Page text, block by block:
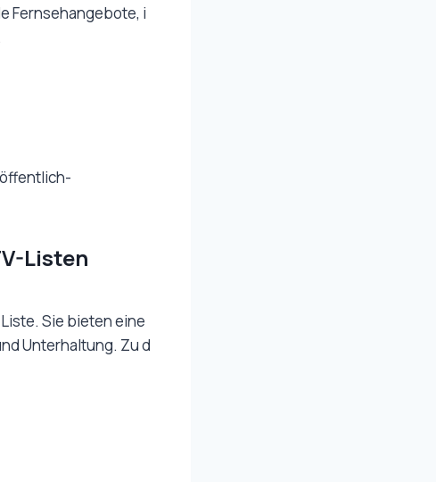
Fernsehangebote, i
Listen
Sie bieten eine
Unterhaltung. Zu d